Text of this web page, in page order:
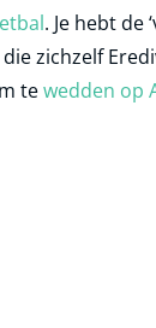
. Je hebt de
die zichzelf
tewedden op